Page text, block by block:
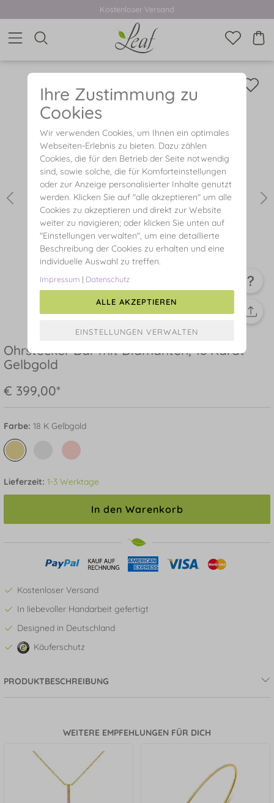
Kostenloser Versand
Ohrstecker Bar mit Diamanten, 18 Karat
Gelbgold
€ 399,00*
Farbe: 18 K Gelbgold
Lieferzeit: 1-3 Werktage
In den Warenkorb
Kostenloser Versand
In liebevoller Handarbeit gefertigt
Designed in Deutschland
Käuferschutz
PRODUKTBESCHREIBUNG
WEITERE EMPFEHLUNGEN FÜR DICH
Ihre Zustimmung zu
Cookies
Wir verwenden Cookies, um Ihnen ein optimales
Webseiten-Erlebnis zu bieten. Dazu zählen
Cookies, die für den Betrieb der Seite notwendig
sind, sowie solche, die für Komforteinstellungen
oder zur Anzeige personalisierter Inhalte genutzt
werden. Klicken Sie auf "alle akzeptieren" um alle
Cookies zu akzeptieren und direkt zur Website
weiter zu navigieren; oder klicken Sie unten auf
"Einstellungen verwalten", um eine detaillierte
Beschreibung der Cookies zu erhalten und eine
individuelle Auswahl zu treffen.
Impressum | Datenschutz
ALLE AKZEPTIEREN